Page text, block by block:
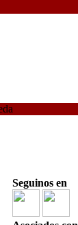
Seguinos en